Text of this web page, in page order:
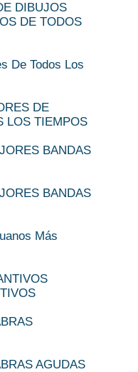
DIBUJOS
DE TODOS
De Todos Los
DE
LOS TIEMPOS
BANDAS
BANDAS
Más
AGUDAS